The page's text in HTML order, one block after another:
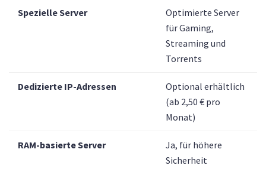
Spezielle Server
Optimierte Server
für Gaming,
Streaming und
Torrents
Dedizierte IP-Adressen
Optional erhältlich
(ab 2,50 € pro
Monat)
RAM-basierte Server
Ja, für höhere
Sicherheit